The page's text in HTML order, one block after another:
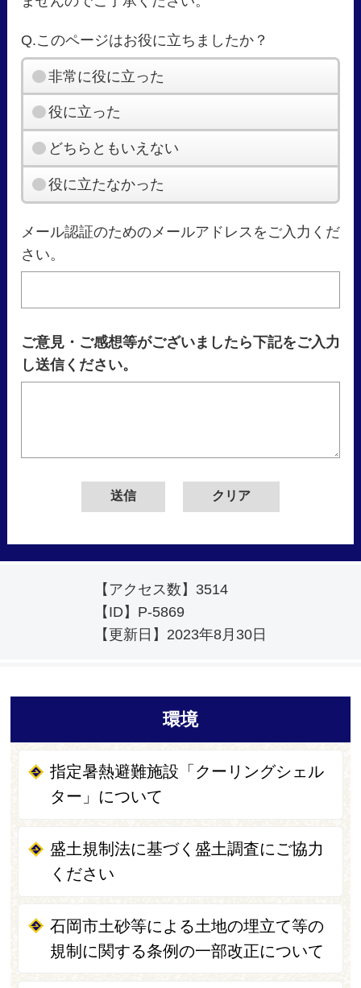
Q.このページはお役に立ちましたか？
非常に役に立った
役に立った
どちらともいえない
役に立たなかった
メール認証のためのメールアドレスをご入力くだ
さい。
ご意見・ご感想等がございましたら下記をご入力
し送信ください。
【アクセス数】 3514
【ID】 P-5869
【更新日】 2023年8月30日
環境
指定暑熱避難施設「クーリングシェル
ター」について
盛土規制法に基づく盛土調査にご協力
ください
石岡市土砂等による土地の埋立て等の
規制に関する条例の一部改正について